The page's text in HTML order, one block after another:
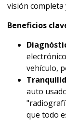
visión completa
Beneficios
vehículo,
auto
que todo